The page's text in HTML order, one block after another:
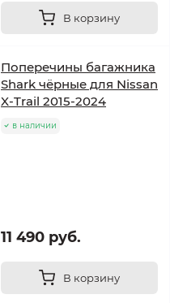
В корзину
Поперечины багажника
Shark чёрные для Nissan
X-Trail 2015-2024
в наличии
11 490 руб.
В корзину